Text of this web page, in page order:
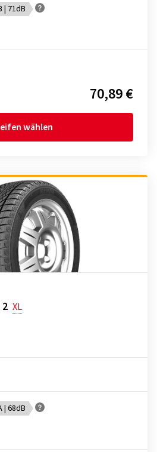
| 71dB
70,89 €
wählen
2 XL
| 68dB